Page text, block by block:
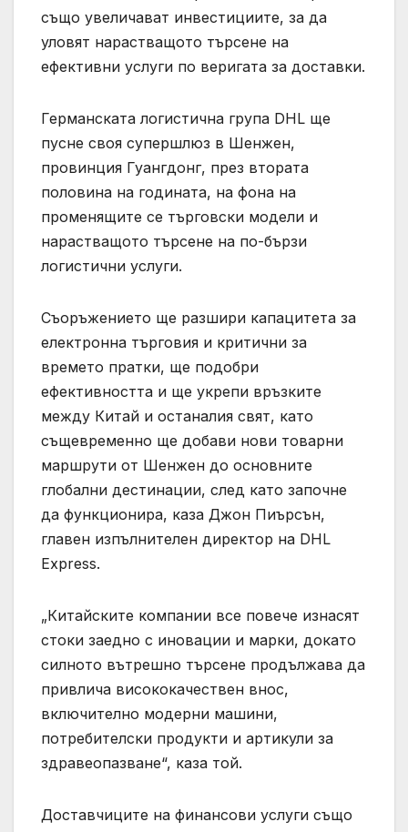
също увеличават инвестициите, за да
уловят нарастващото търсене на
ефективни услуги по веригата за доставки.
Германската логистична група DHL ще
пусне своя супершлюз в Шенжен,
провинция Гуангдонг, през втората
половина на годината, на фона на
променящите се търговски модели и
нарастващото търсене на по-бързи
логистични услуги.
Съоръжението ще разшири капацитета за
електронна търговия и критични за
времето пратки, ще подобри
ефективността и ще укрепи връзките
между Китай и останалия свят, като
същевременно ще добави нови товарни
маршрути от Шенжен до основните
глобални дестинации, след като започне
да функционира, каза Джон Пиърсън,
главен изпълнителен директор на DHL
Express.
„Китайските компании все повече изнасят
стоки заедно с иновации и марки, докато
силното вътрешно търсене продължава да
привлича висококачествен внос,
включително модерни машини,
потребителски продукти и артикули за
здравеопазване“, каза той.
Доставчиците на финансови услуги също